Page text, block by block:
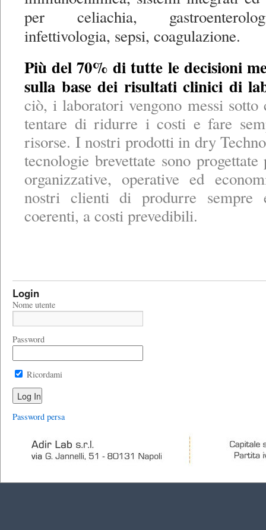
per celiachia,
infettivologia, sepsi, coagulazione.
Più del 70% di tutte le decisioni
sulla base dei risultati clinici di
ciò, i laboratori vengono messi sotto
tentare di ridurre i costi e fare
risorse. I nostri prodotti in dry
tecnologie brevettate sono
organizzative, operative ed
nostri clienti di produrre sempre
coerenti, a costi prevedibili.
Login
Nome utente
Password
Ricordami
Password persa